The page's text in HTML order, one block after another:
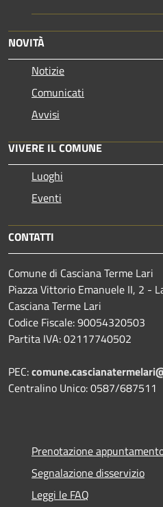
NOVITÀ
Notizie
Comunicati
Avvisi
VIVERE IL COMUNE
Luoghi
Eventi
CONTATTI
Comune di Casciana Terme Lari
Piazza Vittorio Emanuele II, 2 -
Casciana Terme Lari
Codice Fiscale: 90054320503
Partita IVA: 02117740502
PEC:
Centralino Unico: 0587/687511
Prenotazione
Segnalazione disservizio
Leggi le FAQ